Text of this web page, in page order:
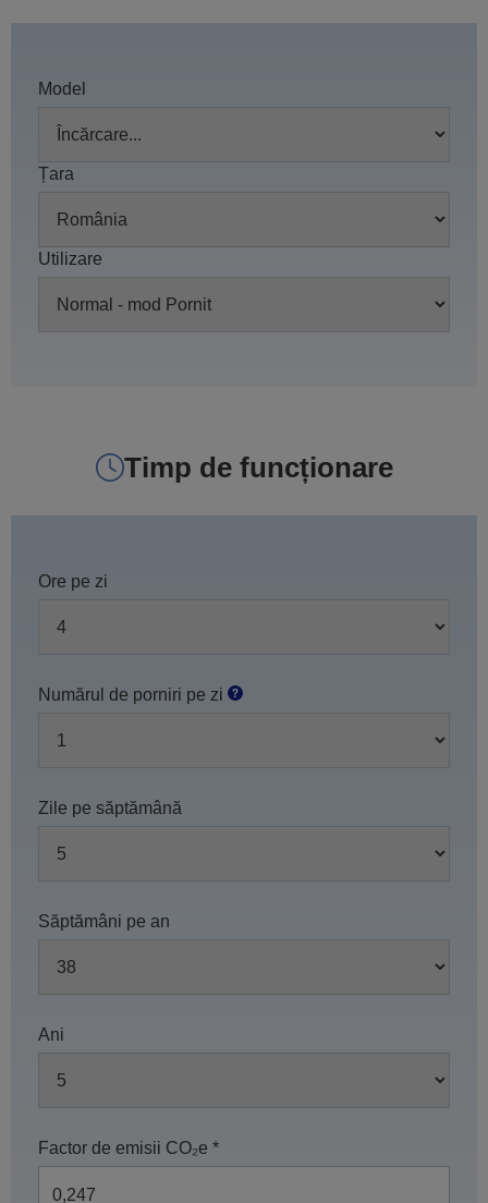
Model
Țara
Utilizare
Timp de funcționare
Ore pe zi
Numărul de porniri pe zi
Zile pe săptămână
Săptămâni pe an
Ani
Factor de emisii CO₂e *